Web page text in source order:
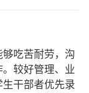
吃苦耐劳，沟
较好管理、业
干部者优先录